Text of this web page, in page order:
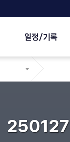
일정/기록
250127